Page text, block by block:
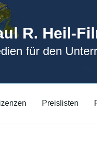
R. Heil-
für den
Preislisten